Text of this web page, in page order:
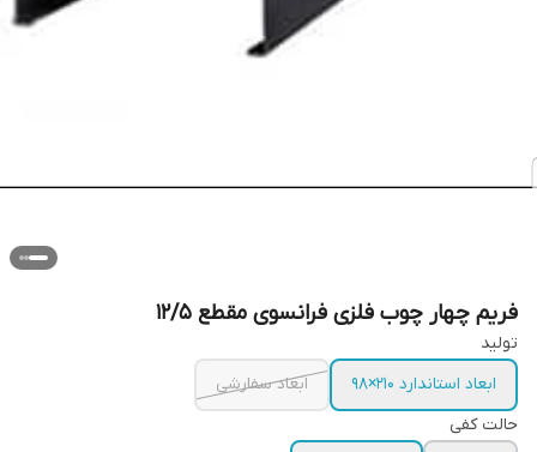
فریم چهار چوب فلزی فرانسوی مقطع ۱۲/۵
تولید
ابعاد استاندارد ۲۱۰×۹۸
ابعاد سفارشی
حالت کفی